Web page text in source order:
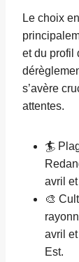
Le choix
et du profil
s’avère
attentes.
🏄
avril
🎨
avril
Est.